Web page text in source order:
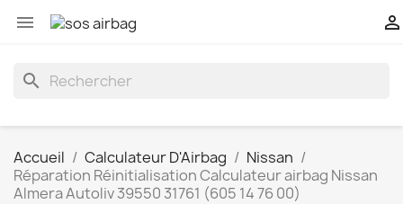
 
search
Accueil Calculateur D'Airbag
Nissan
Réparation Réinitialisation Calculateur airbag Nissan
Almera Autoliv 39550 31761 (605 14 76 00)